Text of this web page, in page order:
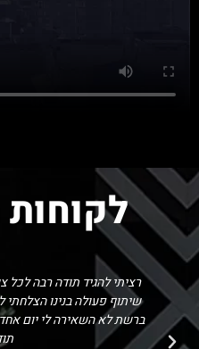
רציתי להגיד תודה רבה לכל
שיתוף פעולה בנינו
ברשת לא השאירה לי יום אחד